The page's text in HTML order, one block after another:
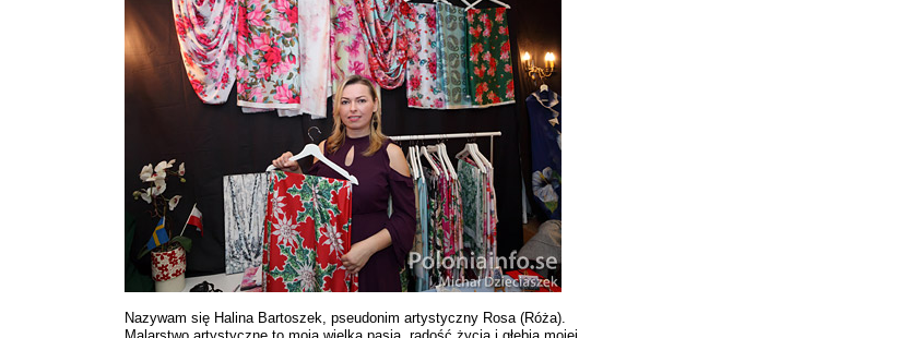
Nazywam się Halina Bartoszek, pseudonim artystyczny Rosa (Róża).